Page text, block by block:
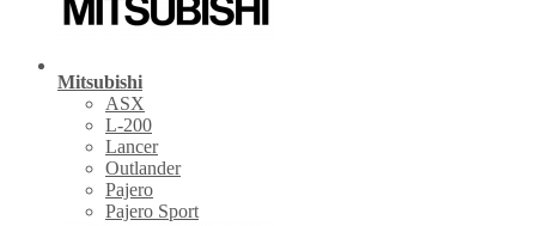
Mitsubishi
ASX
L-200
Lancer
Outlander
Pajero
Pajero Sport